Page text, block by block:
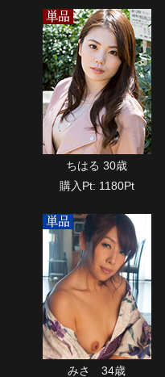
ちはる 30歳
購入Pt: 1180Pt
みさ 34歳